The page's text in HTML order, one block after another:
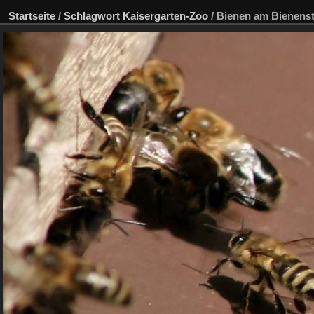
Startseite / Schlagwort Kaisergarten-Zoo / Bienen am